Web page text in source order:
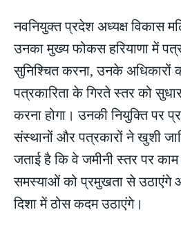
नवनियुक्त प्रदेश अध्यक्ष विकास
उनका मुख्य फोकस हरियाणा में
सुनिश्चित करना, उनके अधिकारों
पत्रकारिता के गिरते स्तर को
करना होगा। उनकी नियुक्ति पर
संस्थानों और पत्रकारों ने खुशी
जताई है कि वे जमीनी स्तर पर
समस्याओं को प्रमुखता से उठाएंगे
दिशा में ठोस कदम उठाएंगे।